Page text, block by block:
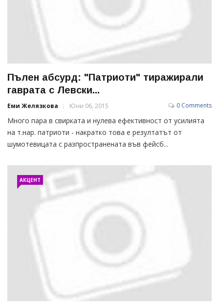
Пълен абсурд: "Патриоти" тиражирали
гаврата с Левски...
Еми Желязкова Юни 06, 2015 0 Comments
Много пара в свирката и нулева ефективност от усилията
на т.нар. патриоти - накратко това е резултатът от
шумотевицата с разпространената във фейсб...
АКЦЕНТ